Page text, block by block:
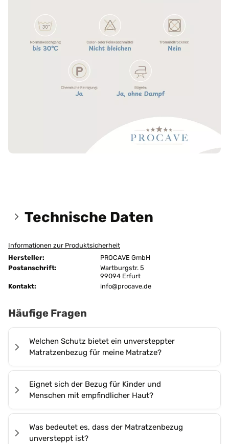
Technische Daten
Größen: 120x220 cm
Höhe: 24 cm
Maßanfertigung: Maßanfertigung
Ausführung:
ja
ohne Dampf
Chemische Reinigung: ja
Farbe:
Pantone 19-4057 TPX
Erwachsene
perfekt für Säuglinge
Informationen zur Produktsicherheit
Hersteller:
PROCAVE GmbH
Postanschrift:
Wartburgstr. 5
99094 Erfurt
Kontakt:
info@procave.de
Häufige Fragen
Welchen Schutz bietet ein unversteppter
Matratzenbezug für meine Matratze?
Blauschützt Ihre Matratze zuverlässig vor Staub,
verlängert so ihre Lebensdauer spürbar. Gefertigt
aus
100 % Baumwolleist er atmungsaktiv, nimmt
Eignet sich der Bezug für Kinder und
Menschen mit empfindlicher Haut?
aus reiner Baumwolle, die weich, hautfreundlich und
Was bedeutet es, dass der Matratzenbezug
unversteppt ist?